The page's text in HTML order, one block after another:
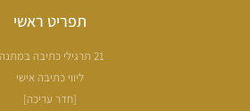
תפריט ראשי
21 תרגילי כתיבה במתנה!
ליווי כתיבה אישי
[חדר עריכה]